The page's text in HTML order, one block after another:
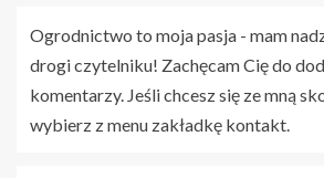
Ogrodnictwo to moja pasja - mam
drogi czytelniku! Zachęcam Cię do
komentarzy. Jeśli chcesz się ze mną
wybierz z menu zakładkę kontakt.